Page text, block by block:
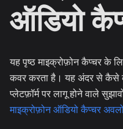
ऑडियो
यह पृष्ठ माइक्रोफ़ोन कैप्चर के
कवर करता है। यह अंदर से कैसे
प्लेटफ़ॉर्म पर लागू होने वाले
माइक्रोफ़ोन ऑडियो कैप्चर